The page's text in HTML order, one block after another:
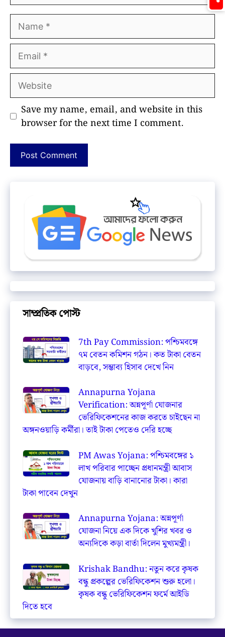
Name
Email
Website
Save my name, email, and website in this
browser for the next time I comment.
সাম্প্রতিক পোস্ট
7th Pay Commission: পশ্চিমবঙ্গে
৭ম বেতন কমিশন গঠন। কত টাকা বেতন
বাড়বে, সম্ভাব্য হিসাব দেখে নিন
Annapurna Yojana
Verification: অন্নপূর্ণা যোজনার
ভেরিফিকেশনের কাজ করতে চাইছেন না
অঙ্গনওয়াড়ি কর্মীরা। তাই টাকা পেতেও দেরি হচ্ছে
PM Awas Yojana: পশ্চিমবঙ্গের ১
লাখ পরিবার পাচ্ছেন প্রধানমন্ত্রী আবাস
যোজনায় বাড়ি বানানোর টাকা। কারা
টাকা পাবেন দেখুন
Annapurna Yojana: অন্নপূর্ণা
যোজনা নিয়ে এক দিকে খুশির খবর ও
অন্যদিকে কড়া বার্তা দিলেন মুখ্যমন্ত্রী।
Krishak Bandhu: নতুন করে কৃষক
বন্ধু প্রকল্পের ভেরিফিকেশন শুরু হলো।
কৃষক বন্ধু ভেরিফিকেশন ফর্মে আইডি
দিতে হবে